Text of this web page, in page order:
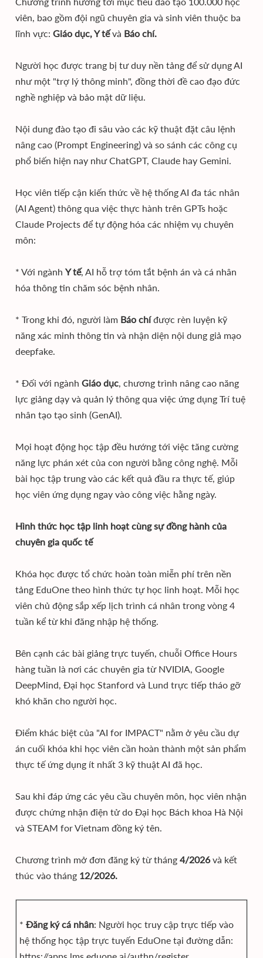
viên, bao gồm đội ngũ chuyên gia và sinh viên thuộc ba
lĩnh vực: Giáo dục, Y tếvà Báo chí.
Người học được trang bị tư duy nền tảng để sử dụng AI
như một "trợ lý thông minh", đồng thời đề cao đạo đức
nghề nghiệp và bảo mật dữ liệu.
Nội dung đào tạo đi sâu vào các kỹ thuật đặt câu lệnh
nâng cao (Prompt Engineering) và so sánh các công cụ
phổ biến hiện nay như ChatGPT, Claude hay Gemini.
Học viên tiếp cận kiến thức về hệ thống AI đa tác nhân
(AI Agent) thông qua việc thực hành trên GPTs hoặc
Claude Projects để tự động hóa các nhiệm vụ chuyên
môn:
* Với ngành Y tế, AI hỗ trợ tóm tắt bệnh án và cá nhân
hóa thông tin chăm sóc bệnh nhân.
* Trong khi đó, người làm Báo chíđược rèn luyện kỹ
năng xác minh thông tin và nhận diện nội dung giả mạo
deepfake.
* Đối với ngành Giáo dục , chương trình nâng cao năng
lực giảng dạy và quản lý thông qua việc ứng dụng Trí tuệ
nhân tạo tạo sinh (GenAI).
Mọi hoạt động học tập đều hướng tới việc tăng cường
năng lực phán xét của con người bằng công nghệ. Mỗi
bài học tập trung vào các kết quả đầu ra thực tế, giúp
học viên ứng dụng ngay vào công việc hằng ngày.
Hình thức học tập linh hoạt cùng sự đồng hành của
chuyên gia quốc tế
Khóa học được tổ chức hoàn toàn miễn phí trên nền
tảng EduOne theo hình thức tự học linh hoạt. Mỗi học
viên chủ động sắp xếp lịch trình cá nhân trong vòng 4
tuần kể từ khi đăng nhập hệ thống.
Bên cạnh các bài giảng trực tuyến, chuỗi Office Hours
hàng tuần là nơi các chuyên gia từ NVIDIA, Google
DeepMind, Đại học Stanford và Lund trực tiếp tháo gỡ
khó khăn cho người học.
Điểm khác biệt của "AI for IMPACT" nằm ở yêu cầu dự
án cuối khóa khi học viên cần hoàn thành một sản phẩm
thực tế ứng dụng ít nhất 3 kỹ thuật AI đã học.
Sau khi đáp ứng các yêu cầu chuyên môn, học viên nhận
được chứng nhận điện tử do Đại học Bách khoa Hà Nội
và STEAM for Vietnam đồng ký tên.
Chương trình mở đơn đăng ký từ tháng 4/2026và kết
thúc vào tháng 12/2026.
* Đăng ký cá nhân: Người học truy cập trực tiếp vào
hệ thống học tập trực tuyến EduOne tại đường dẫn:
https://apps.lms.eduone.ai/authn/register.